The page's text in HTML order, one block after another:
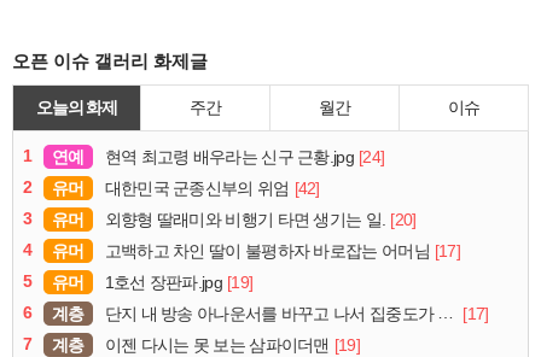
오픈 이슈 갤러리 화제글
오늘의 화제 주간 월간 이슈
1 연예 현역 최고령 배우라는 신구 근황.jpg [24]
2
유머 대한민국 군종신부의 위엄 [42]
3
유머 외향형 딸래미와 비행기 타면 생기는 일. [20]
4
유머 고백하고 차인 딸이 불평하자 바로잡는 어머님 [17]
5
유머 1호선 장판파.jpg [19]
6
계층 단지 내 방송 아나운서를 바꾸고 나서 집중도가 확 올라갔다는 한 아파트의 안내방송
[17]
7
계층 이젠 다시는 못 보는 삼파이더맨 [19]